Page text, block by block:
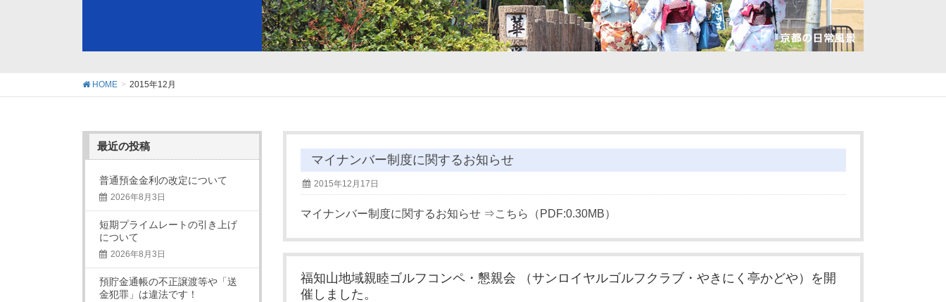
HOME 2015年12月
マイナンバー制度に関するお知らせ
2015年12月17日
マイナンバー制度に関するお知らせ ⇒こちら（PDF:0.30MB）
福知山地域親睦ゴルフコンペ・懇親会 （サンロイヤルゴルフクラブ・やきにく亭かどや）を開
催しました。
最近の投稿
普通預金金利の改定について
2026年8月3日
短期プライムレートの引き上げ
について
2026年8月3日
預貯金通帳の不正譲渡等や「送
金犯罪」は違法です！